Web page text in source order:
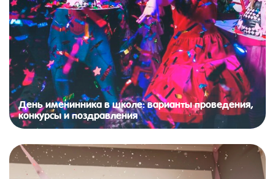
День именинника в школе: варианты проведения,
конкурсы и поздравления